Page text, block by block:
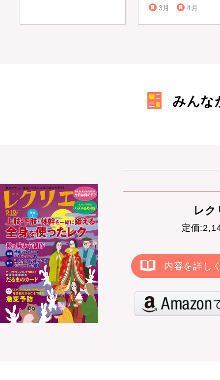
3月
4月
みんな
レ
定価
内容を詳し